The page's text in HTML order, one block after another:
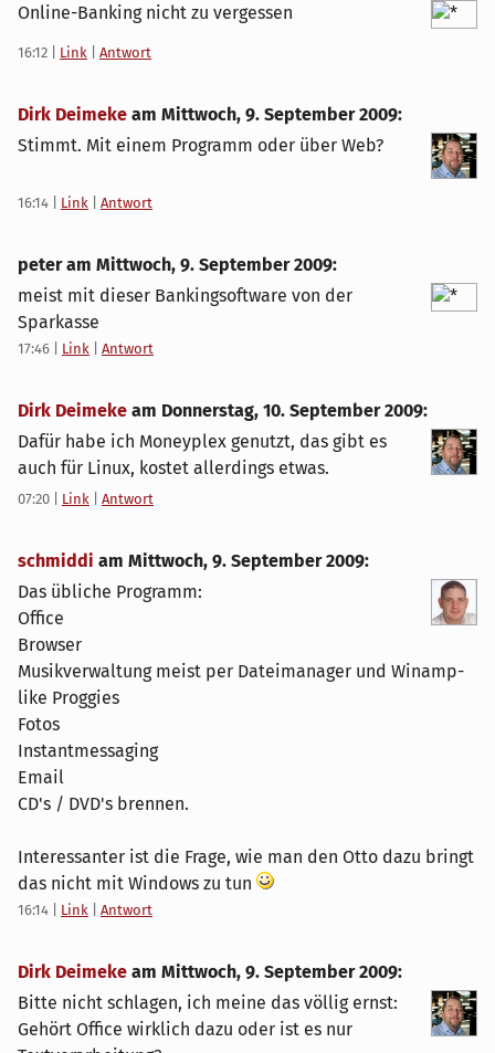
Online-Banking nicht zu vergessen
16:12 Link Antwort
Dirk Deimeke am Mittwoch, 9. September 2009:
Stimmt. Mit einem Programm oder über Web?
16:14 Link Antwort
peter am Mittwoch, 9. September 2009:
meist mit dieser Bankingsoftware von der
Sparkasse
17:46 Link Antwort
Dirk Deimeke am Donnerstag, 10. September 2009:
Dafür habe ich Moneyplex genutzt, das gibt es
auch für Linux, kostet allerdings etwas.
07:20 Link Antwort
schmiddi am Mittwoch, 9. September 2009:
Das übliche Programm:
Office
Browser
Musikverwaltung meist per Dateimanager und Winamp-
like Proggies
Fotos
Instantmessaging
Email
CD's / DVD's brennen.
Interessanter ist die Frage, wie man den Otto dazu bringt
das nicht mit Windows zu tun
16:14 Link Antwort
Dirk Deimeke am Mittwoch, 9. September 2009:
Bitte nicht schlagen, ich meine das völlig ernst:
Gehört Office wirklich dazu oder ist es nur